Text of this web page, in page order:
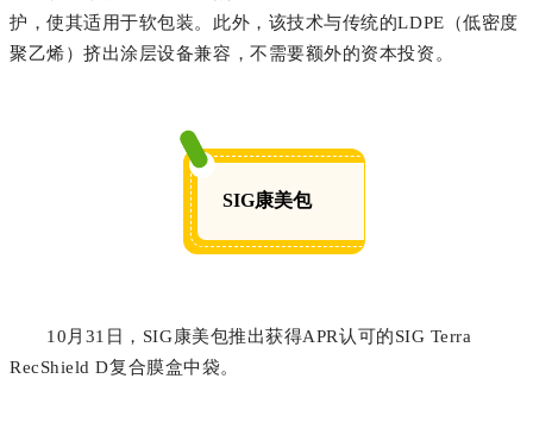
护，使其适用于软包装。此外，该技术与传统的LDPE（低密度
聚乙烯）挤出涂层设备兼容，不需要额外的资本投资。
SIG康美包
10月31日，SIG康美包推出获得APR认可的SIG Terra
RecShield D复合膜盒中袋。